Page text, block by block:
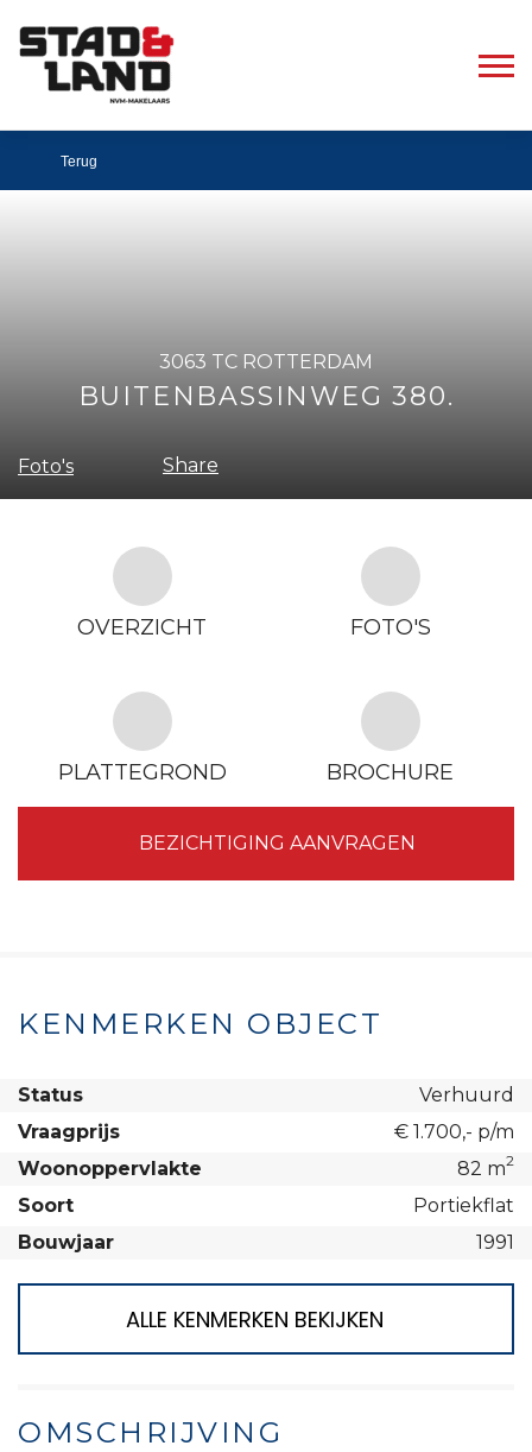
Terug
3063 TC ROTTERDAM
BUITENBASSINWEG 380.
Foto's Share
OVERZICHT FOTO'S
PLATTEGROND BROCHURE
BEZICHTIGING AANVRAGEN
KENMERKEN OBJECT
Status
Verhuurd
Vraagprijs
€ 1.700,- p/m
Woonoppervlakte
82 m2
Soort
Portiekflat
Bouwjaar
1991
ALLE KENMERKEN BEKIJKEN
OMSCHRIJVING